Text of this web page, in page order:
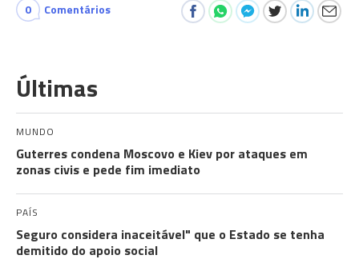
0 Comentários
Últimas
MUNDO
Guterres condena Moscovo e Kiev por ataques em
zonas civis e pede fim imediato
PAÍS
Seguro considera inaceitável" que o Estado se tenha
demitido do apoio social